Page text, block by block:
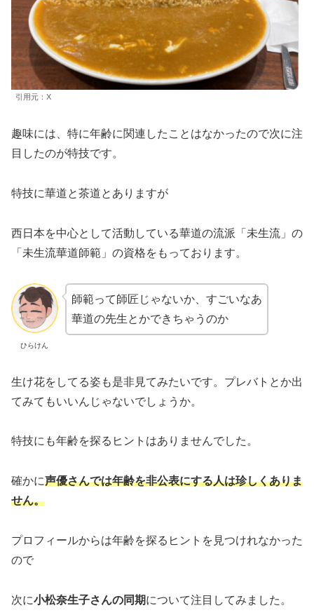
引用元：X
趣味には、特に年齢に関連したことはなかったので次に注
目したのが特技です。
特技に華道と茶道とありますが
西日本を中心として活動している華道の流派「未生流」の
「未生流華道師範」の資格をもっております。
ひらけん
師範って師匠じゃないか、すごいなあ
華道の先生とかできちゃうのか
生け花をしてる姿も是非見てみたいです。プレバトとか出
てみてもいいんじゃないでしょうか。
特技にも年齢を探るヒントはありませんでした。
確かに声優さんでは年齢を非公表にする人は珍しくありま
せん。
プロフィールからは年齢を探るヒントを見つけれなかった
ので
次に小松奈生子さんの同期について注目してみました。